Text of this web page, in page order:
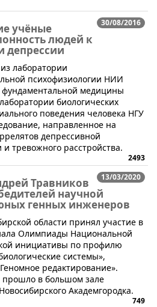
30/08/2016
учёные
людей к
депрессии
лаборатории
психофизиологии НИИ
медицины
биологических
поведения человека НГУ
направленное на
депрессивной
тревожного расстройства.
2493
13/03/2020
Травников
научной
генных инженеров
области принял участие в
Олимпиады Национальной
инициативы по профилю
системы»,
редактирование».
в большом зале
Академгородка.
749